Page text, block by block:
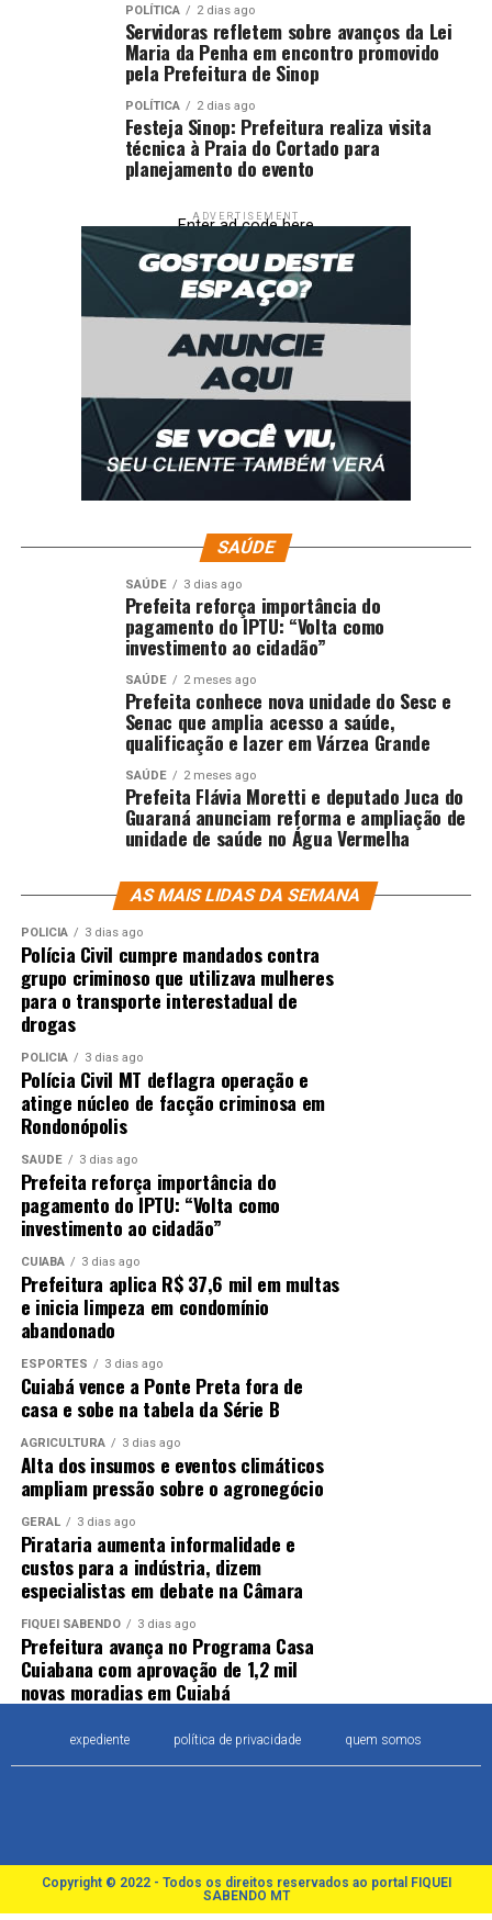
POLÍTICA 2 dias ago
Servidoras refletem sobre avanços da Lei
Maria da Penha em encontro promovido
pela Prefeitura de Sinop
POLÍTICA 2 dias ago
Festeja Sinop: Prefeitura realiza visita
técnica à Praia do Cortado para
planejamento do evento
ADVERTISEMENT
Enter ad code here
SAÚDE
SAÚDE 3 dias ago
Prefeita reforça importância do
pagamento do IPTU: “Volta como
investimento ao cidadão”
SAÚDE 2 meses ago
Prefeita conhece nova unidade do Sesc e
Senac que amplia acesso a saúde,
qualificação e lazer em Várzea Grande
SAÚDE 2 meses ago
Prefeita Flávia Moretti e deputado Juca do
Guaraná anunciam reforma e ampliação de
unidade de saúde no Água Vermelha
AS MAIS LIDAS DA SEMANA
POLÍCIA 3 dias ago
Polícia Civil cumpre mandados contra
grupo criminoso que utilizava mulheres
para o transporte interestadual de
drogas
POLÍCIA 3 dias ago
Polícia Civil MT deflagra operação e
atinge núcleo de facção criminosa em
Rondonópolis
SAÚDE 3 dias ago
Prefeita reforça importância do
pagamento do IPTU: “Volta como
investimento ao cidadão”
CUIABÁ 3 dias ago
Prefeitura aplica R$ 37,6 mil em multas
e inicia limpeza em condomínio
abandonado
ESPORTES 3 dias ago
Cuiabá vence a Ponte Preta fora de
casa e sobe na tabela da Série B
AGRICULTURA 3 dias ago
Alta dos insumos e eventos climáticos
ampliam pressão sobre o agronegócio
GERAL 3 dias ago
Pirataria aumenta informalidade e
custos para a indústria, dizem
especialistas em debate na Câmara
FIQUEI SABENDO 3 dias ago
Prefeitura avança no Programa Casa
Cuiabana com aprovação de 1,2 mil
novas moradias em Cuiabá
expediente política de privacidade quem somos
Copyright © 2022 - Todos os direitos reservados ao portal FIQUEI
SABENDO MT